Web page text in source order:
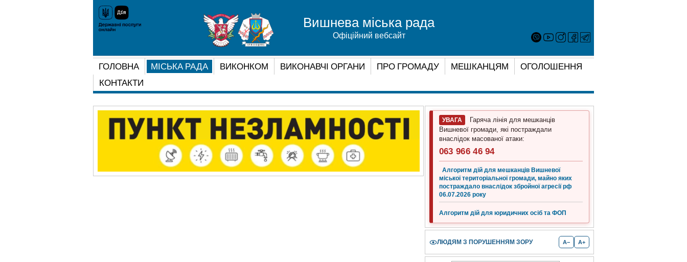
ГОЛОВНА МІСЬКА РАДА ВИКОНКОМ ВИКОНАВЧІ ОРГАНИ ПРО ГРОМАДУ МЕШКАНЦЯМ
ОГОЛОШЕННЯ
КОНТАКТИ
Вишнева міська рада
Офіційний вебсайт
УВАГА
Гаряча лінія для мешканців
Вишневої громади, які постраждали
внаслідок масованої атаки:
063 966 46 94
Алгоритм дій для мешканців Вишневої
міської територіальної громади, майно яких
постраждало внаслідок збройної агресії рф
06.07.2026 року
Алгоритм дій для юридичних осіб та ФОП
ЛЮДЯМ З ПОРУШЕННЯМ ЗОРУ A− A+